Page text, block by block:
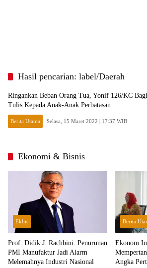
Hasil pencarian: label/Daerah
Ringankan Beban Orang Tua, Yonif 126/KC
Tulis Kepada Anak-Anak Perbatasan
Berita Utama Selasa, 15 Maret 2022 | 17:37 WIB
Ekonomi & Bisnis
Ekbis
Prof. Didik J. Rachbini: Penurunan
PMI Manufaktur Jadi Alarm
Melemahnya Industri Nasional
Berita
Ekonom
Angka